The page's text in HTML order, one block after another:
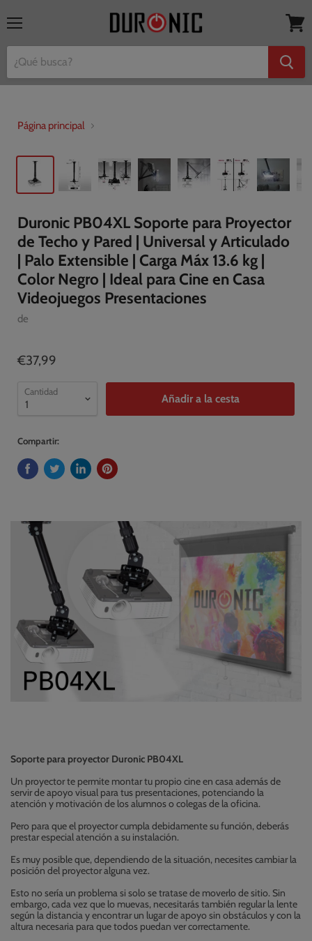
mi
cesta
Página principal
Duronic PB04XL Soporte para Proyector
de Techo y Pared | Universal y Articulado
| Palo Extensible | Carga Máx 13.6 kg |
Color Negro | Ideal para Cine en Casa
Videojuegos Presentaciones
de
€37,99
Cantidad
Añadir a la cesta
Compartir:
Soporte para proyector Duronic PB04XL
Un proyector te permite montar tu propio cine en casa además de
servir de apoyo visual para tus presentaciones, potenciando la
atención y motivación de los alumnos o colegas de la oficina.
Pero para que el proyector cumpla debidamente su función, deberás
prestar especial atención a su instalación.
Es muy posible que, dependiendo de la situación, necesites cambiar la
posición del proyector alguna vez.
Esto no sería un problema si solo se tratase de moverlo de sitio. Sin
embargo, cada vez que lo muevas, necesitarás también regular la lente
según la distancia y encontrar un lugar de apoyo sin obstáculos y con la
altura necesaria para que todos puedan ver correctamente.